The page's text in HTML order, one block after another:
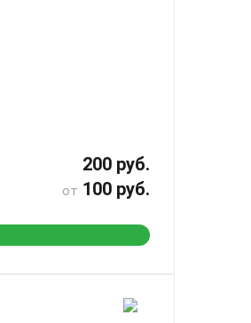
200 руб.
от 100 руб.